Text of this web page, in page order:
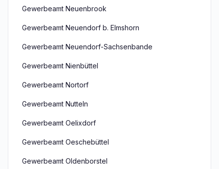
Gewerbeamt Neuenbrook
Gewerbeamt Neuendorf b. Elmshorn
Gewerbeamt Neuendorf-Sachsenbande
Gewerbeamt Nienbüttel
Gewerbeamt Nortorf
Gewerbeamt Nutteln
Gewerbeamt Oelixdorf
Gewerbeamt Oeschebüttel
Gewerbeamt Oldenborstel